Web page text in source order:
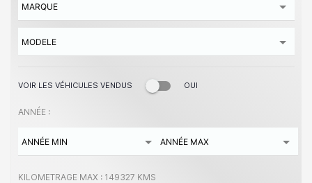
VOIR LES VÉHICULES VENDUS OUI
ANNÉE :
KILOMETRAGE MAX : 149327 KMS